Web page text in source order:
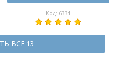
Код: 6334
ВСЕ 13